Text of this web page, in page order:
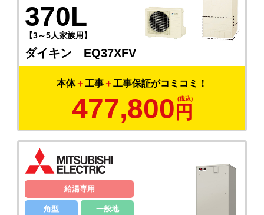
370L
【3～5人家族用】
ダイキン EQ37XFV
本体＋工事 ＋工事保証がコミコミ！
477,800 円
給湯専用
角型 一般地